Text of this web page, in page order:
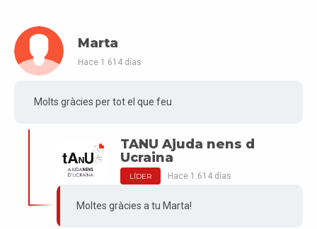
Marta
Hace 1.614 días
Molts gràcies per tot el que feu
TANU Ajuda nens d
Ucraina
LÍDER Hace 1.614 días
Moltes gràcies a tu Marta!